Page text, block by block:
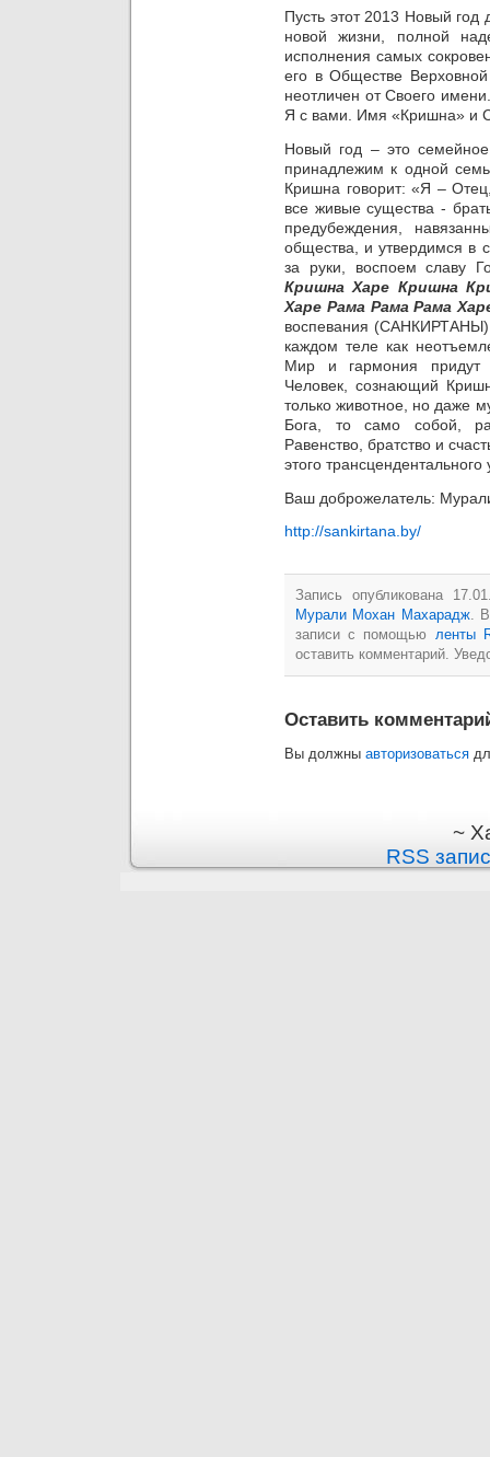
Пусть этот 2013 Новый год
новой жизни, полной
исполнения самых
его в Обществе
неотличен от Своего
Я с вами. Имя «Кришна» и
Новый год – это
принадлежим к одной
Кришна говорит: «Я –
все живые существа -
предубеждения,
общества, и утвердимся в
за руки, воспоем славу
Кришна Харе Кришна
Харе Рама Рама Рама
воспевания (САНКИРТАНЫ)
каждом теле как
Мир и гармония придут
Человек, сознающий
только животное, но даже
Бога, то само собой,
Равенство, братство и
этого
Ваш доброжелатель:
http://sankirtana.by/
Запись опубликована
Мурали Мохан Махарадж.
записи с помощью ленты
оставить комментарий.
Оставить
Вы должны авторизоваться
~
RSS